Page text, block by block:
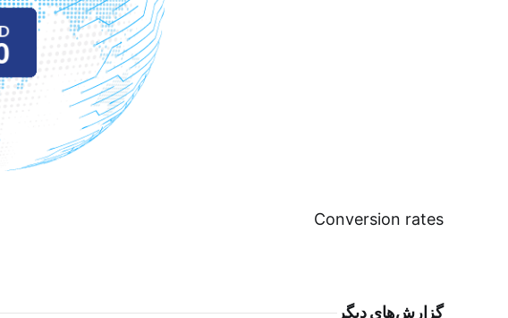
Conversion rates
گزارش‌های دیگر